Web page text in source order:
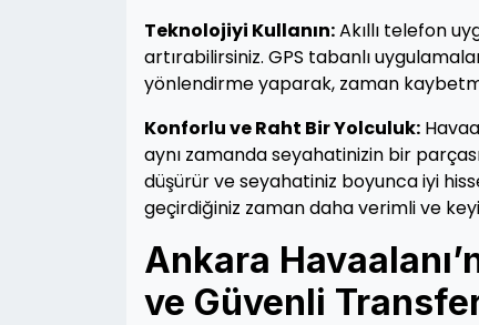
Teknolojiyi Kullanın:Akıllı telefon
artırabilirsiniz. GPS tabanlı
yönlendirme yaparak, zaman
Konforlu ve Raht Bir Yolculuk:
aynı zamanda seyahatinizin bir
düşürür ve seyahatiniz boyunca iyi
geçirdiğiniz zaman daha verimli ve
Ankara
ve Güvenli